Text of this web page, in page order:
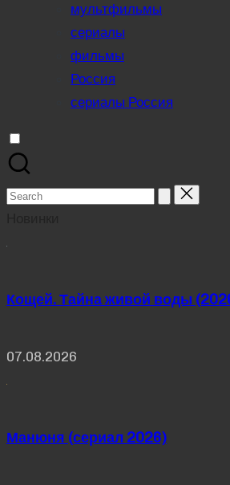
мультфильмы
сериалы
фильмы
Россия
сериалы Россия
Search
Кощей. Тайна живой воды
07.08.2026
Манюня (сериал 2026)